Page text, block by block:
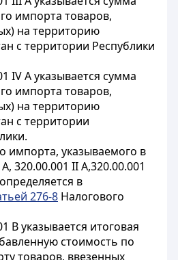
импорта товаров,
на территорию
с территории Республики
IV А указывается сумма
импорта товаров,
на территорию
с территории
импорта, указываемого в
320.00.001 II А,320.00.001
в
276-8 Налогового
В указывается итоговая
стоимость по
товаров, ввезенных